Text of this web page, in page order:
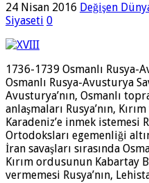
24 Nisan 2016 Değişen
Siyaseti 0
1736-1739 Osmanlı Rusya-
Osmanlı Rusya-Avusturya
Avusturya’nın, Osmanlı
anlaşmaları Rusya’nın,
Karadeniz’e inmek istemesi
Ortodoksları ege­menliği
İran savaşları sırasında
Kırım ordusunun Kabartay
vermemesi Rusya’nın,